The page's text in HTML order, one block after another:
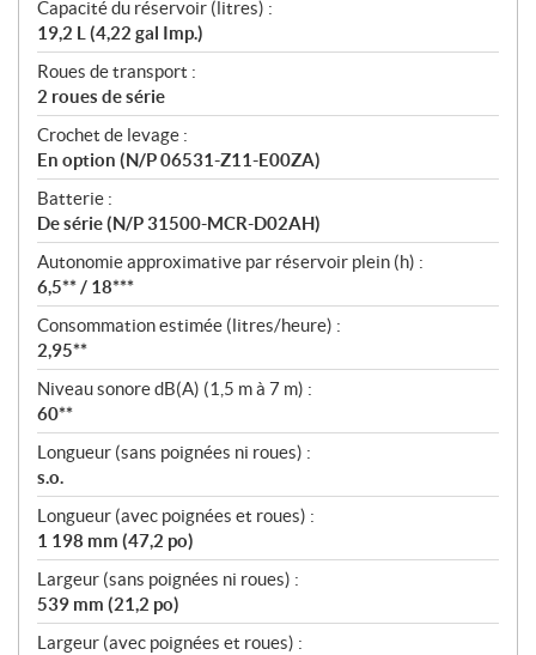
Capacité du réservoir (litres) :
19,2 L (4,22 gal Imp.)
Roues de transport :
2 roues de série
Crochet de levage :
En option (N/P 06531-Z11-E00ZA)
Batterie :
De série (N/P 31500-MCR-D02AH)
Autonomie approximative par réservoir plein (h) :
6,5** / 18***
Consommation estimée (litres/heure) :
2,95**
Niveau sonore dB(A) (1,5 m à 7 m) :
60**
Longueur (sans poignées ni roues) :
s.o.
Longueur (avec poignées et roues) :
1 198 mm (47,2 po)
Largeur (sans poignées ni roues) :
539 mm (21,2 po)
Largeur (avec poignées et roues) :